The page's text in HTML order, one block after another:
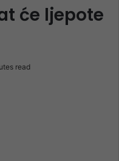
će ljepote
read